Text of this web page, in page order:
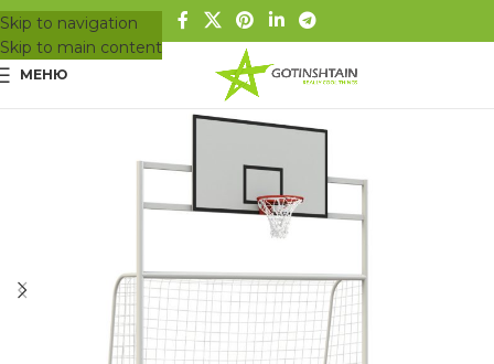
Skip to navigation
Skip to main content
МЕНЮ